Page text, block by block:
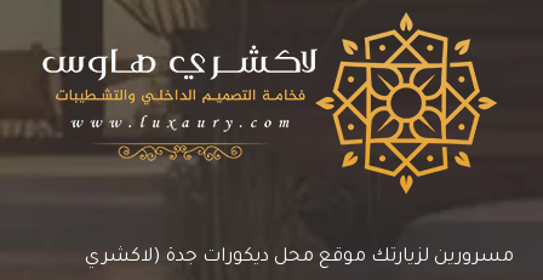
مسرورين لزيارتك موقع محل ديكورات جدة (لاكشري